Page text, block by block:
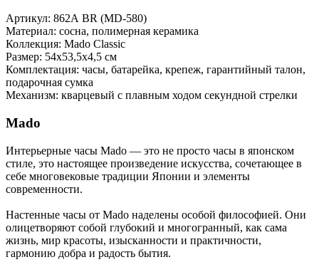
Артикул: 862А BR (MD-580)
Материал: сосна, полимерная керамика
Коллекция: Mado Classic
Размер: 54х53,5х4,5 см
Комплектация: часы, батарейка, крепеж, гарантийный талон,
подарочная сумка
Механизм: кварцевый с плавным ходом секундной стрелки
Mado
Интерьерные часы Mado — это не просто часы в японском
стиле, это настоящее произведение искусства, сочетающее в
себе многовековые традиции Японии и элементы
современности.
Настенные часы от Mado наделены особой философией. Они
олицетворяют собой глубокий и многогранный, как сама
жизнь, мир красоты, изысканности и практичности,
гармонию добра и радость бытия.